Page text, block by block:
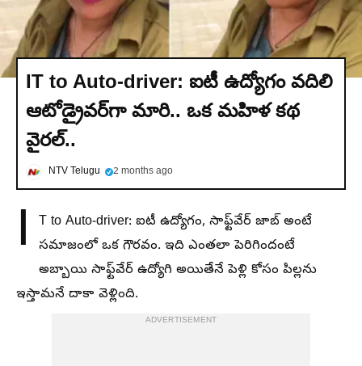
IT to Auto-driver: ఐటీ ఉద్యోగం వదిలి
ఆటోడ్రైవర్‌గా మారి.. ఒక మహిళ కథ
వైరల్..
NTV Telugu 2 months ago
I
T to Auto-driver: ఐటీ ఉద్యోగం, సాఫ్ట్‌వేర్ జాబ్ అంటే
సమాజంలో ఒక గౌరవం. ఇది ఎంతలా పెరిగిందంటే
అబ్బాయి సాఫ్ట్‌వేర్ ఉద్యోగి అయితేనే పెళ్లి కోసం పిల్లను
ఇస్తామనే దాకా వెళ్లింది.
ADVERTISEMENT